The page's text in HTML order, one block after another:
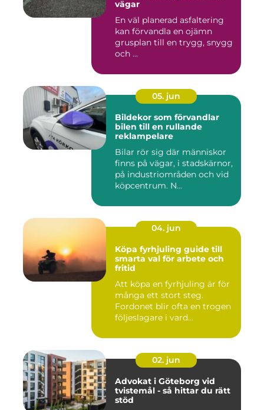
vägar
En väl planerad asfaltering
kan förvandla en ojämn
grusplan till en trygg, snygg
och ...
05. jun
Bildekor som förvandlar
bilen till en rullande
reklampelare
Bilar rör sig där människor
finns på vägar, i stadskärnor,
på industriområden och vid
köpcentrum. N...
04. jun
Köpa fyrhjuling guide till
smarta val för arbete och
fritid
Att köpa en fyrhjuling är för
många ett stort steg.
Fordonet blir ofta en trogen
följeslagare i vard...
02. jun
Advokat i Göteborg vid
tvistemål - så hittar du rätt
stöd